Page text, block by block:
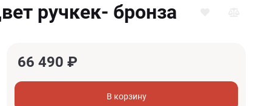
ручкек- бронза
66 490 ₽
В корзину